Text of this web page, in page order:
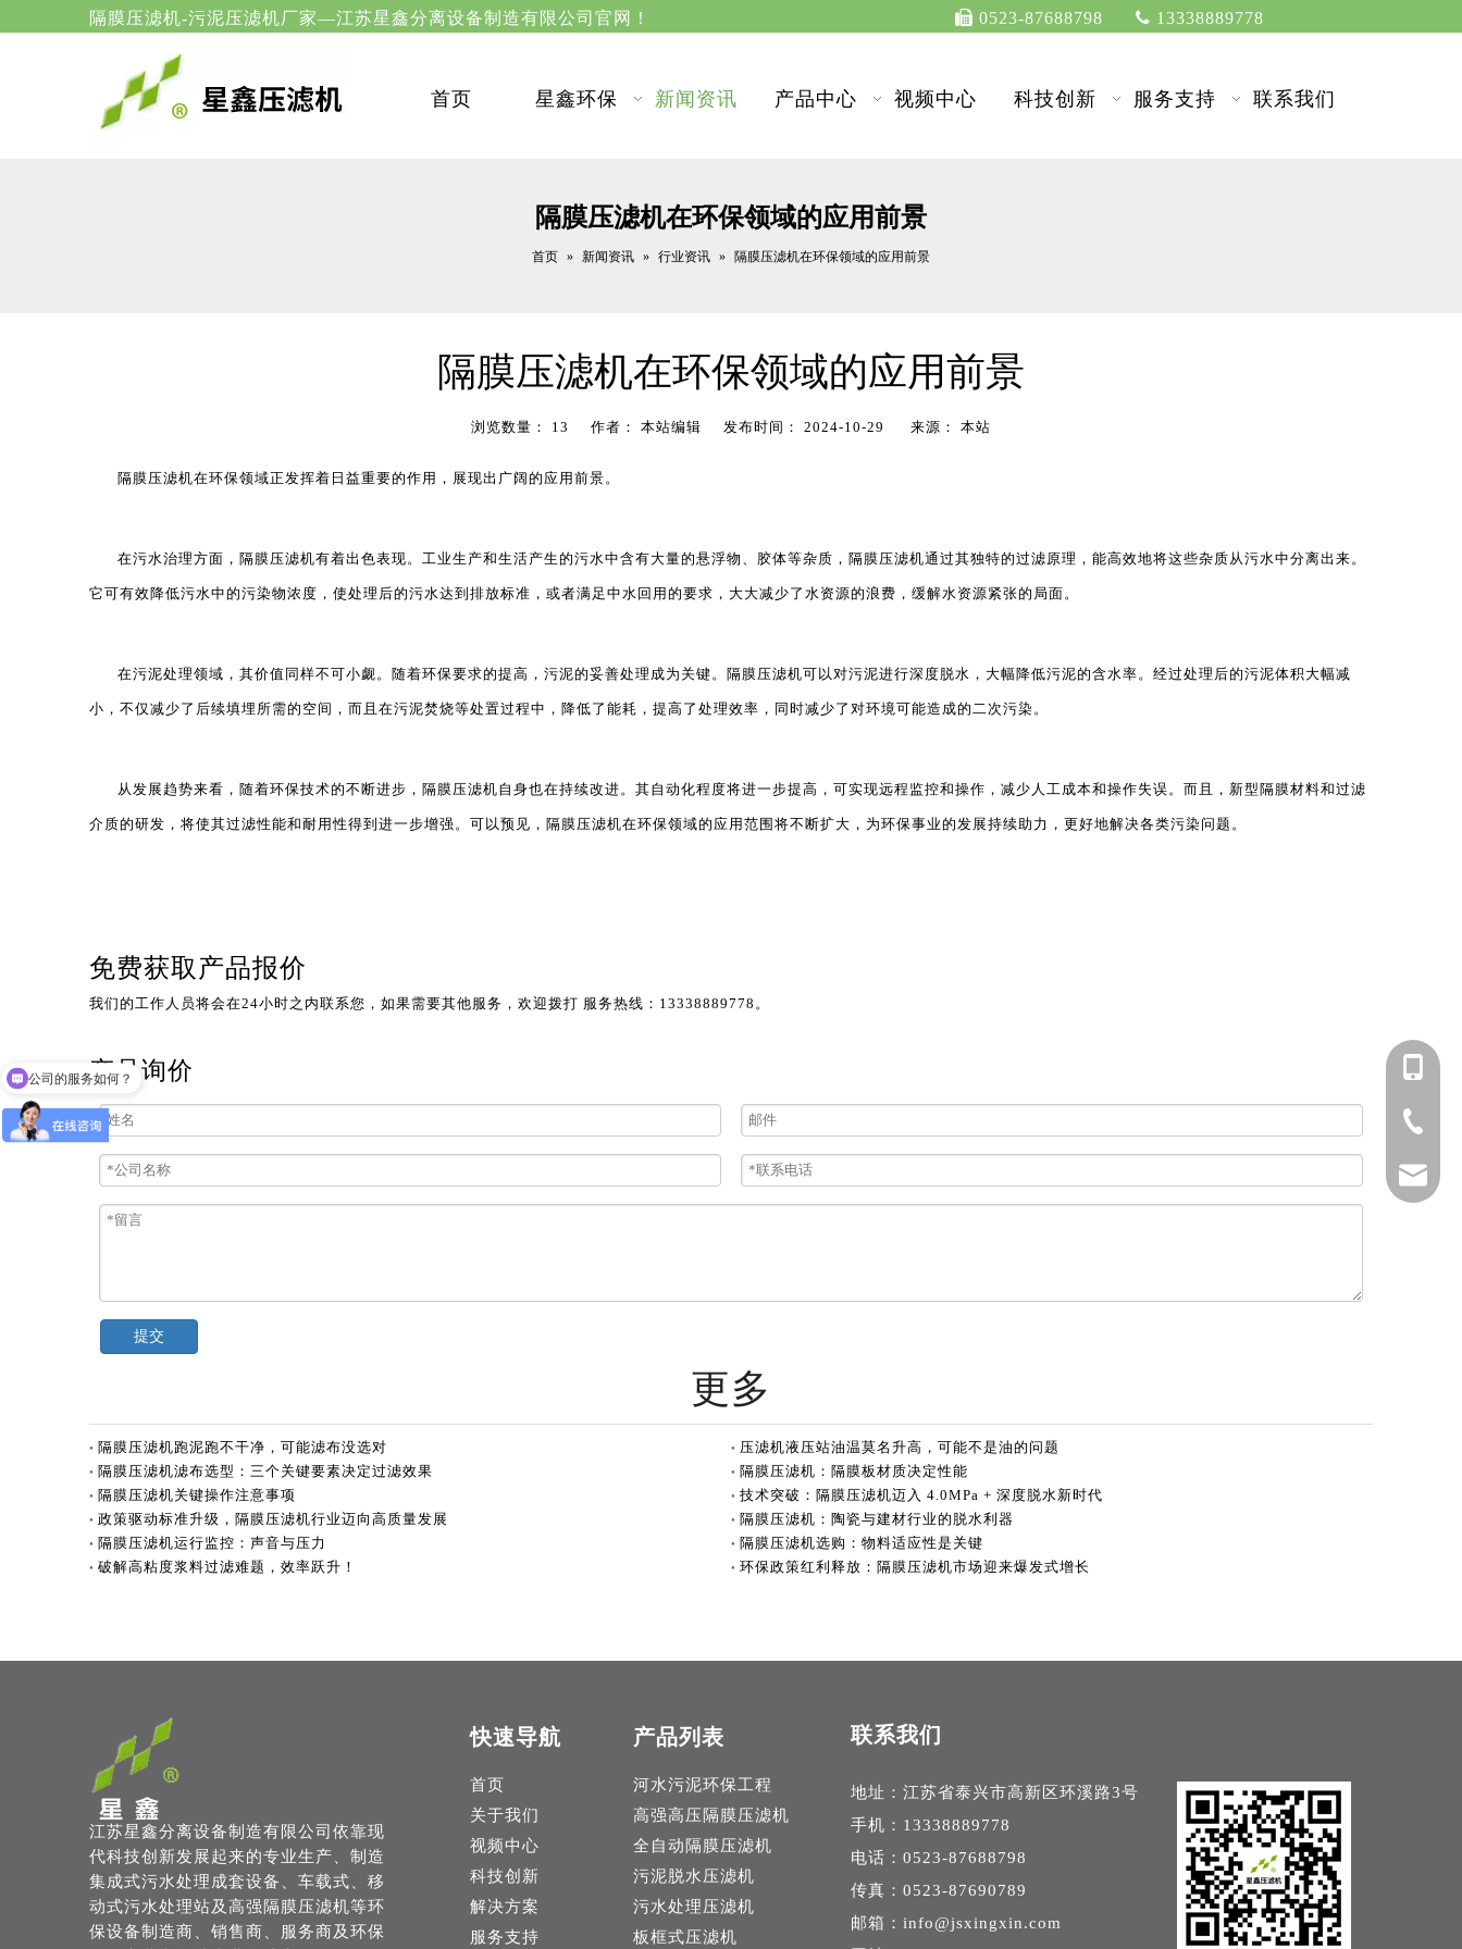
隔膜压滤机-污泥压滤机厂家—江苏星鑫分离设备制造有限公司官网！  0523-87688798  13338889778
首页 星鑫环保 新闻资讯 产品中心 视频中心 科技创新 服务支持 联系我们
隔膜压滤机在环保领域的应用前景
首页 » 新闻资讯 » 行业资讯 » 隔膜压滤机在环保领域的应用前景
隔膜压滤机在环保领域的应用前景
浏览数量： 13 作者： 本站编辑 发布时间： 2024-10-29 来源： 本站
["wechat","weibo","qzone","douban","email"]
隔膜压滤机在环保领域正发挥着日益重要的作用，展现出广阔的应用前景。
在污水治理方面，隔膜压滤机有着出色表现。工业生产和生活产生的污水中含有大量的悬浮物、胶体等杂质，隔膜压滤机通过其独特的过滤原理，能高效地将这些杂质从污水中分离出来。
它可有效降低污水中的污染物浓度，使处理后的污水达到排放标准，或者满足中水回用的要求，大大减少了水资源的浪费，缓解水资源紧张的局面。
在污泥处理领域，其价值同样不可小觑。随着环保要求的提高，污泥的妥善处理成为关键。隔膜压滤机可以对污泥进行深度脱水，大幅降低污泥的含水率。经过处理后的污泥体积大幅减
小，不仅减少了后续填埋所需的空间，而且在污泥焚烧等处置过程中，降低了能耗，提高了处理效率，同时减少了对环境可能造成的二次污染。
从发展趋势来看，随着环保技术的不断进步，隔膜压滤机自身也在持续改进。其自动化程度将进一步提高，可实现远程监控和操作，减少人工成本和操作失误。而且，新型隔膜材料和过滤
介质的研发，将使其过滤性能和耐用性得到进一步增强。可以预见，隔膜压滤机在环保领域的应用范围将不断扩大，为环保事业的发展持续助力，更好地解决各类污染问题。
免费获取产品报价
我们的工作人员将会在24小时之内联系您，如果需要其他服务，欢迎拨打 服务热线：13338889778。
产品询价
提交
更多
隔膜压滤机跑泥跑不干净，可能滤布没选对
压滤机液压站油温莫名升高，可能不是油的问题
隔膜压滤机滤布选型：三个关键要素决定过滤效果
隔膜压滤机：隔膜板材质决定性能
隔膜压滤机关键操作注意事项
技术突破：隔膜压滤机迈入 4.0MPa + 深度脱水新时代
政策驱动标准升级，隔膜压滤机行业迈向高质量发展
隔膜压滤机：陶瓷与建材行业的脱水利器
隔膜压滤机运行监控：声音与压力
隔膜压滤机选购：物料适应性是关键
破解高粘度浆料过滤难题，效率跃升！
环保政策红利释放：隔膜压滤机市场迎来爆发式增长
0523-
江苏星鑫分离设备制造有限公司依靠现
代科技创新发展起来的专业生产、制造
集成式污水处理成套设备、车载式、移
动式污水处理站及高强隔膜压滤机等环
保设备制造商、销售商、服务商及环保
快速导航
首页
关于我们
视频中心
科技创新
解决方案
服务支持
产品列表
河水污泥环保工程
高强高压隔膜压滤机
全自动隔膜压滤机
污泥脱水压滤机
污水处理压滤机
板框式压滤机
联系我们
地址：江苏省泰兴市高新区环溪路3号
手机：13338889778
电话：0523-87688798
传真：0523-87690789
邮箱： info@jsxingxin.com
公司的服务如何？